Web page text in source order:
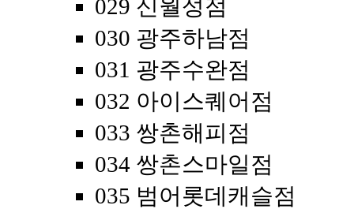
029 신월성점
030 광주하남점
031 광주수완점
032 아이스퀘어점
033 쌍촌해피점
034 쌍촌스마일점
035 범어롯데캐슬점